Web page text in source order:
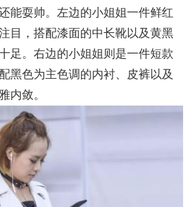
能耍帅。左边的小姐姐一件鲜红
目，搭配漆面的中长靴以及黄黑
足。右边的小姐姐则是一件短款
黑色为主色调的内衬、皮裤以及
内敛。